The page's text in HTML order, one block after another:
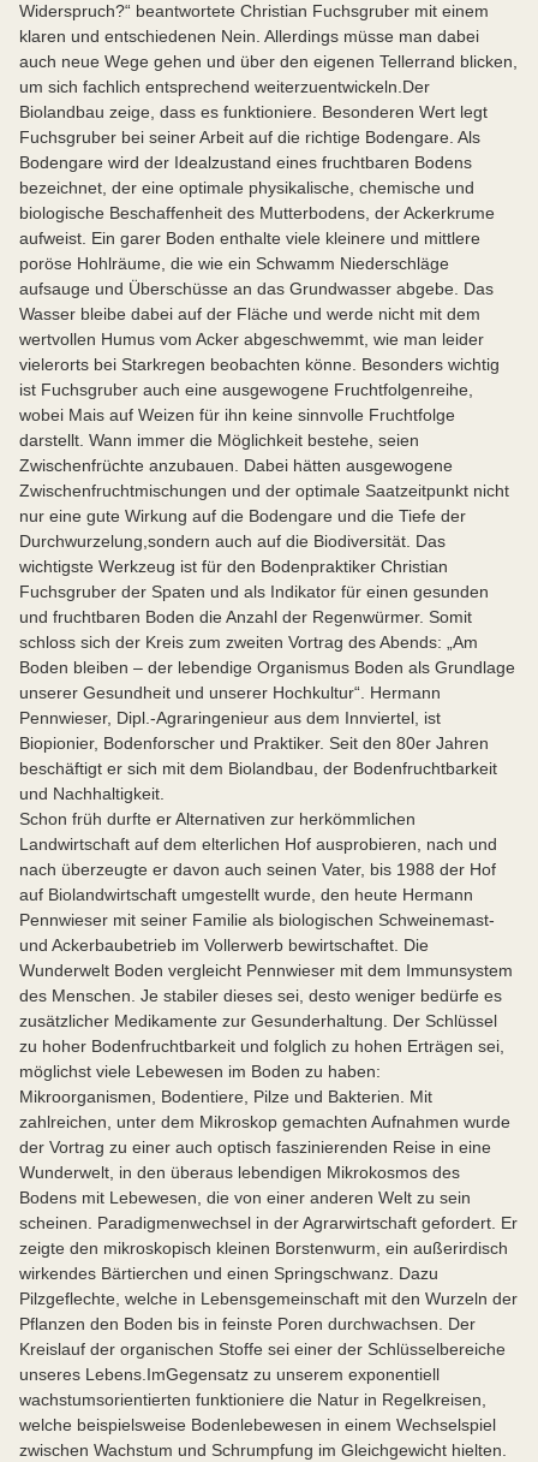
Widerspruch?“ beantwortete Christian Fuchsgruber mit einem
klaren und entschiedenen Nein. Allerdings müsse man dabei
auch neue Wege gehen und über den eigenen Tellerrand blicken,
um sich fachlich entsprechend weiterzuentwickeln.Der
Biolandbau zeige, dass es funktioniere. Besonderen Wert legt
Fuchsgruber bei seiner Arbeit auf die richtige Bodengare. Als
Bodengare wird der Idealzustand eines fruchtbaren Bodens
bezeichnet, der eine optimale physikalische, chemische und
biologische Beschaffenheit des Mutterbodens, der Ackerkrume
aufweist. Ein garer Boden enthalte viele kleinere und mittlere
poröse Hohlräume, die wie ein Schwamm Niederschläge
aufsauge und Überschüsse an das Grundwasser abgebe. Das
Wasser bleibe dabei auf der Fläche und werde nicht mit dem
wertvollen Humus vom Acker abgeschwemmt, wie man leider
vielerorts bei Starkregen beobachten könne. Besonders wichtig
ist Fuchsgruber auch eine ausgewogene Fruchtfolgenreihe,
wobei Mais auf Weizen für ihn keine sinnvolle Fruchtfolge
darstellt. Wann immer die Möglichkeit bestehe, seien
Zwischenfrüchte anzubauen. Dabei hätten ausgewogene
Zwischenfruchtmischungen und der optimale Saatzeitpunkt nicht
nur eine gute Wirkung auf die Bodengare und die Tiefe der
Durchwurzelung,sondern auch auf die Biodiversität. Das
wichtigste Werkzeug ist für den Bodenpraktiker Christian
Fuchsgruber der Spaten und als Indikator für einen gesunden
und fruchtbaren Boden die Anzahl der Regenwürmer. Somit
schloss sich der Kreis zum zweiten Vortrag des Abends: „Am
Boden bleiben – der lebendige Organismus Boden als Grundlage
unserer Gesundheit und unserer Hochkultur“. Hermann
Pennwieser, Dipl.-Agraringenieur aus dem Innviertel, ist
Biopionier, Bodenforscher und Praktiker. Seit den 80er Jahren
beschäftigt er sich mit dem Biolandbau, der Bodenfruchtbarkeit
und Nachhaltigkeit.
Schon früh durfte er Alternativen zur herkömmlichen
Landwirtschaft auf dem elterlichen Hof ausprobieren, nach und
nach überzeugte er davon auch seinen Vater, bis 1988 der Hof
auf Biolandwirtschaft umgestellt wurde, den heute Hermann
Pennwieser mit seiner Familie als biologischen Schweinemast-
und Ackerbaubetrieb im Vollerwerb bewirtschaftet. Die
Wunderwelt Boden vergleicht Pennwieser mit dem Immunsystem
des Menschen. Je stabiler dieses sei, desto weniger bedürfe es
zusätzlicher Medikamente zur Gesunderhaltung. Der Schlüssel
zu hoher Bodenfruchtbarkeit und folglich zu hohen Erträgen sei,
möglichst viele Lebewesen im Boden zu haben:
Mikroorganismen, Bodentiere, Pilze und Bakterien. Mit
zahlreichen, unter dem Mikroskop gemachten Aufnahmen wurde
der Vortrag zu einer auch optisch faszinierenden Reise in eine
Wunderwelt, in den überaus lebendigen Mikrokosmos des
Bodens mit Lebewesen, die von einer anderen Welt zu sein
scheinen. Paradigmenwechsel in der Agrarwirtschaft gefordert. Er
zeigte den mikroskopisch kleinen Borstenwurm, ein außerirdisch
wirkendes Bärtierchen und einen Springschwanz. Dazu
Pilzgeflechte, welche in Lebensgemeinschaft mit den Wurzeln der
Pflanzen den Boden bis in feinste Poren durchwachsen. Der
Kreislauf der organischen Stoffe sei einer der Schlüsselbereiche
unseres Lebens.ImGegensatz zu unserem exponentiell
wachstumsorientierten funktioniere die Natur in Regelkreisen,
welche beispielsweise Bodenlebewesen in einem Wechselspiel
zwischen Wachstum und Schrumpfung im Gleichgewicht hielten.